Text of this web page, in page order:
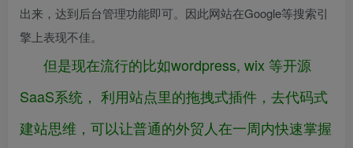
出来，达到后台管理功能即可。因此网站在Google等搜索引
擎上表现不佳。
但是现在流行的比如wordpress, wix 等开源
SaaS系统， 利用站点里的拖拽式插件，去代码式
建站思维，可以让普通的外贸人在一周内快速掌握